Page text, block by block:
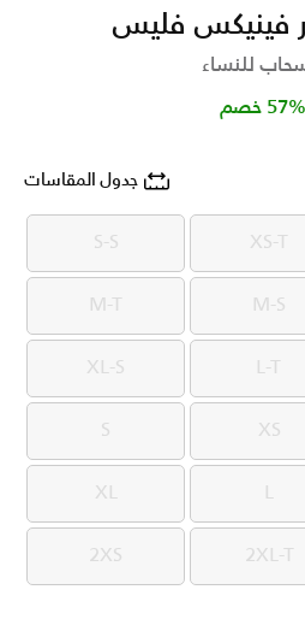
فينيكس فليس
للنساء
Price
57% خصم
جدول المقاسات
XS-T
XS-T
S-S
S-S
M-S
M-S
M-T
M-T
L-T
L-T
XL-S
XL-S
XS
XS
S
S
L
L
XL
XL
2XL-T
2XL-T
2XS
2XS